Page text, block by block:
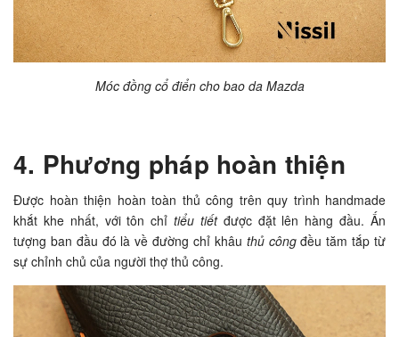
Móc đồng cổ điển cho bao da Mazda
4. Phương pháp hoàn thiện
Được hoàn thiện hoàn toàn thủ công trên quy trình handmade
khắt khe nhất, với tôn chỉtiểu tiếtđược đặt lên hàng đầu. Ấn
tượng ban đầu đó là về đường chỉ khâu thủ côngđều tăm tắp từ
sự chỉnh chủ của người thợ thủ công.